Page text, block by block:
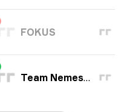
FOKUS
Team Nemesis